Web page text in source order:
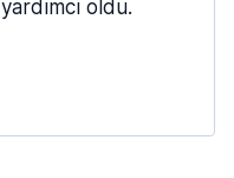
yardımcı oldu.